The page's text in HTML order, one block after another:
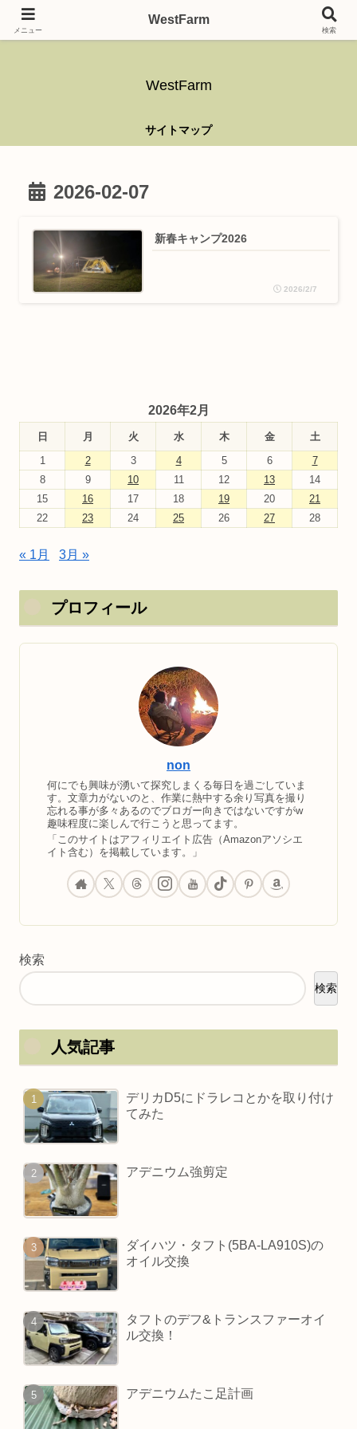
ガーデニング、アウトドア、キャンプ、釣り、乗り物、DIYなど難しい事はさ
WestFarm
サイトマップ
2026-02-07
新春キャンプ2026
2026/2/7
2026年2月
日 月 火 水 木 金
土
1
2 3 4 5 6
7
8
9 10 11 12 13
14
15
16 17 18 19 20
21
22
23 24 25 26 27 28
« 1月 3月 »
プロフィール
non
何にでも興味が湧いて探究しまくる毎日を過ごしていま
す。文章力がないのと、作業に熱中する余り写真を撮り
忘れる事が多々あるのでブロガー向きではないですがw
趣味程度に楽しんで行こうと思ってます。
「このサイトはアフィリエイト広告（Amazonアソシエ
イト含む）を掲載しています。」
検索
検索
人気記事
デリカD5にドラレコとかを取り付け
てみた
アデニウム強剪定
ダイハツ・タフト(5BA-LA910S)の
オイル交換
タフトのデフ&トランスファーオイ
ル交換！
アデニウムたこ足計画
メニュー
WestFarm
検索